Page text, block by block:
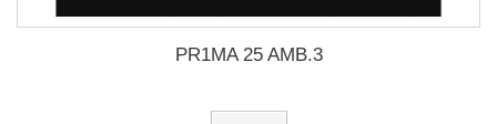
PR1MA 25 AMB.3